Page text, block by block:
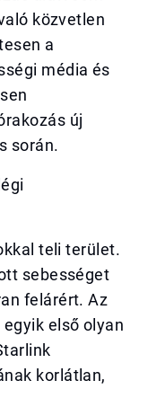
közvetlen
a
média és
új
során.
teli terület.
sebességet
felárért. Az
első olyan
korlátlan,